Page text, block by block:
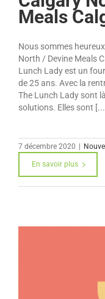
Meals
Nous sommes
North / Devine Meals
Lunch Lady est un
de 25 ans. Avec la
The Lunch Lady sont
solutions. Elles sont
7 décembre 2020
En savoir plus